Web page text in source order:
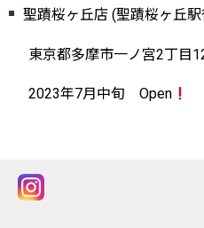
聖蹟桜ヶ丘店 (聖蹟桜ヶ丘
東京都多摩市一ノ宮2丁目
2023年7月中旬 Open